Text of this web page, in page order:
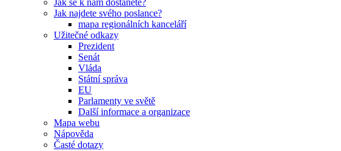
Jak se k nám dostanete?
Jak najdete svého poslance?
mapa regionálních kanceláří
Užitečné odkazy
Prezident
Senát
Vláda
Státní správa
EU
Parlamenty ve světě
Další informace a organizace
Mapa webu
Nápověda
Časté dotazy